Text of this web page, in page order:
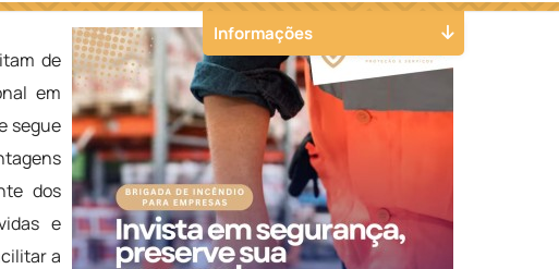
de
em
segue
dos
e
a
Informações